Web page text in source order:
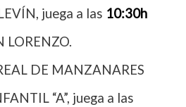
juega a las 10:30h
LORENZO.
DE MANZANARES
“A”, juega a las